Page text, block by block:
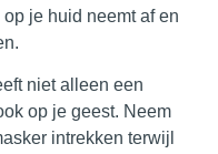
je huid neemt af en
niet alleen een
op je geest. Neem
intrekken terwijl